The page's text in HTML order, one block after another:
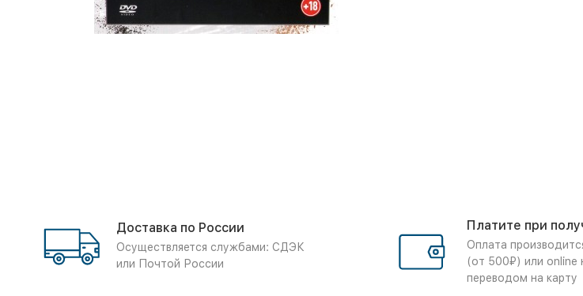
Доставка по России
Осуществляется службами: СДЭК
или Почтой России
Платите при
Оплата
(от 500₽) или online
переводом на карту